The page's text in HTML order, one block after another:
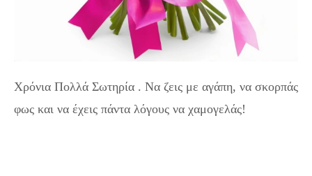
Χρόνια Πολλά Σωτηρία . Να ζεις με αγάπη, να σκορπάς
φως και να έχεις πάντα λόγους να χαμογελάς!